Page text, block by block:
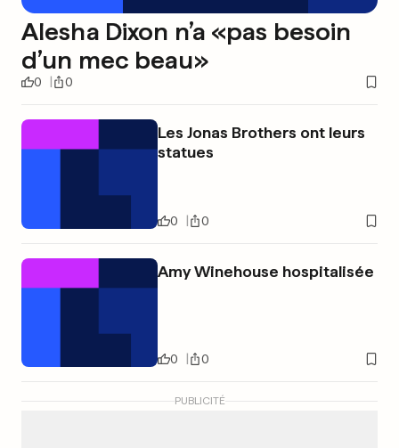
Alesha Dixon n’a «pas besoin
d’un mec beau»
0 0
Les Jonas Brothers ont leurs
statues
0 0
Amy Winehouse hospitalisée
0 0
PUBLICITÉ